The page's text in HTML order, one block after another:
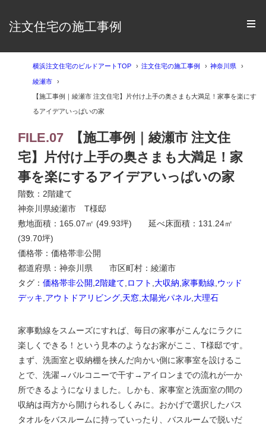
注文住宅の施工事例
横浜注文住宅のビルドアートTOP 注文住宅の施工事例 神奈川県
綾瀬市
【施工事例｜綾瀬市 注文住宅】片付け上手の奥さまも大満足！家事を楽にす
るアイデアいっぱいの家
FILE.07
【施工事例｜綾瀬市 注文住
宅】片付け上手の奥さまも大満足！家
事を楽にするアイデアいっぱいの家
階数：2階建て
神奈川県綾瀬市 T様邸
敷地面積：165.07㎡ (49.93坪) 延べ床面積：131.24㎡
(39.70坪)
価格帯：価格帯非公開
都道府県：神奈川県 市区町村：綾瀬市
タグ： 価格帯非公開 2階建て ロフト 大収納 家事動線 ウッド
デッキ アウトドアリビング 天窓 太陽光パネル 大理石
家事動線をスムーズにすれば、毎日の家事がこんなにラクに
楽しくできる！という見本のようなお家がここ、T様邸です。
まず、洗面室と収納棚を挟んだ向かい側に家事室を設けるこ
とで、洗濯→バルコニーで干す→アイロンまでの流れが一か
所できるようになりました。しかも、家事室と洗面室の間の
収納は両方から開けられるしくみに。おかげで選択したバス
タオルをバスルームに持っていったり、バスルームで脱いだ